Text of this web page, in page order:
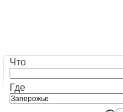
Что
Где